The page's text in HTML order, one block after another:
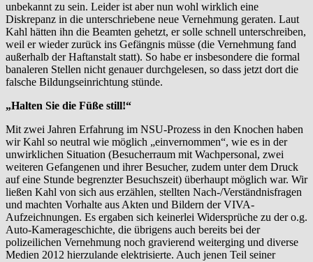
unbekannt zu sein. Leider ist aber nun wohl wirklich eine
Diskrepanz in die unterschriebene neue Vernehmung geraten. Laut
Kahl hätten ihn die Beamten gehetzt, er solle schnell unterschreiben,
weil er wieder zurück ins Gefängnis müsse (die Vernehmung fand
außerhalb der Haftanstalt statt). So habe er insbesondere die formal
banaleren Stellen nicht genauer durchgelesen, so dass jetzt dort die
falsche Bildungseinrichtung stünde.
„Halten Sie die Füße still!“
Mit zwei Jahren Erfahrung im NSU-Prozess in den Knochen haben
wir Kahl so neutral wie möglich „einvernommen“, wie es in der
unwirklichen Situation (Besucherraum mit Wachpersonal, zwei
weiteren Gefangenen und ihrer Besucher, zudem unter dem Druck
auf eine Stunde begrenzter Besuchszeit) überhaupt möglich war. Wir
ließen Kahl von sich aus erzählen, stellten Nach-/Verständnisfragen
und machten Vorhalte aus Akten und Bildern der VIVA-
Aufzeichnungen. Es ergaben sich keinerlei Widersprüche zu der o.g.
Auto-Kamerageschichte, die übrigens auch bereits bei der
polizeilichen Vernehmung noch gravierend weiterging und diverse
Medien 2012 hierzulande elektrisierte. Auch jenen Teil seiner